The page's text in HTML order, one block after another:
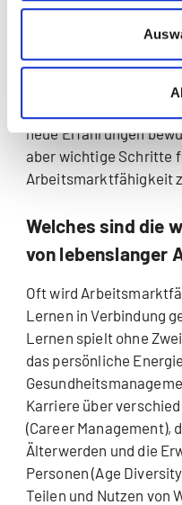
Arbeitsmarkfähigkeit
Für Unternehmen gilt
neue Erfahrungen
aber wichtige Schritte
Arbeitsmarktfähigkeit
Welches sind die
von lebenslanger
Oft wird
Lernen in Verbindung
Lernen spielt ohne
das persönliche
Karriere über
(Career Management),
Älterwerden und die
Personen (Age
Teilen und Nutzen von